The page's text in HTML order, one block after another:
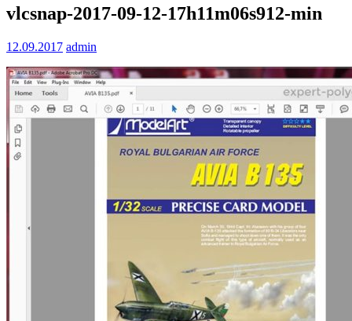
vlcsnap-2017-09-12-17h11m06s912-min
12.09.2017 admin